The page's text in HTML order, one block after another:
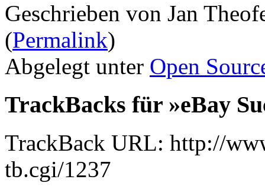
Geschrieben von Jan
(Permalink)
Abgelegt unter Open
TrackBacks für »eBay
TrackBack URL: http://
tb.cgi/1237